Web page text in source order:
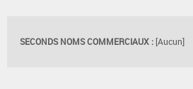
SECONDS NOMS COMMERCIAUX : [Aucun]